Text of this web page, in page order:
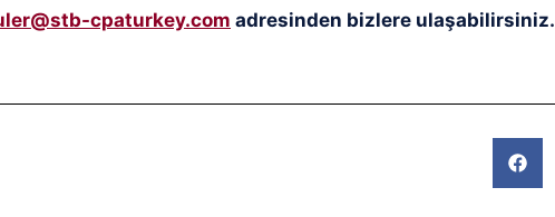
cpaturkey.com adresinden bizlere ulaşabilirsiniz.